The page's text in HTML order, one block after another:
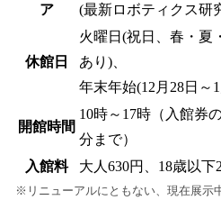
ア
(最新ロボティクス研
休館日
火曜日(祝日、春・夏
あり)、
年末年始(12月28日～
開館時間
10時～17時（入館券
分まで）
入館料
大人630円、18歳以
※リニューアルにともない、現在展示